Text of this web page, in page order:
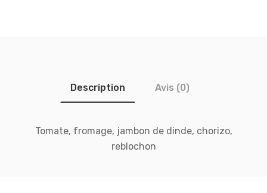
Description Avis (0)
Tomate, fromage, jambon de dinde, chorizo,
reblochon